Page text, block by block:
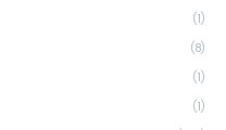
(1)
(8)
(1)
(1)